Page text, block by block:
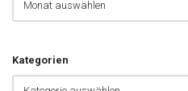
Kategorien